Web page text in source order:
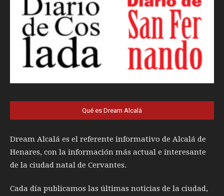
Qué es Dream Alcalá
Dream Alcalá es el referente informativo de Alcalá de
Henares, con la información más actual e interesante
de la ciudad natal de Cervantes.
Cada día publicamos las últimas noticias de la ciudad,